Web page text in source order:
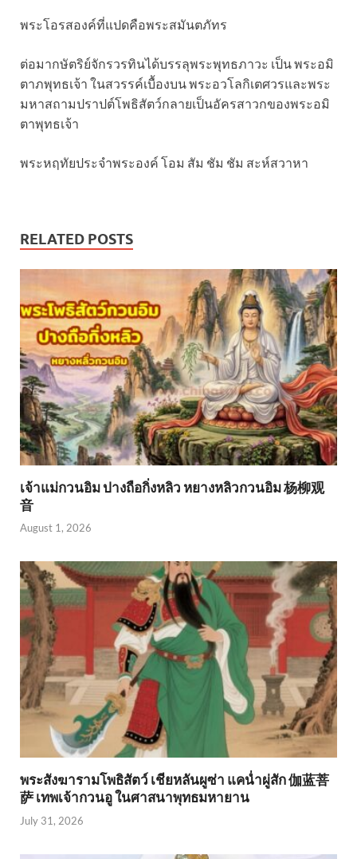
พระโอรสองค์ที่แปดคือพระสมันตภัทร
ต่อมากษัตริย์จักรวรทินได้บรรลุพระพุทธภาวะ เป็น พระอมิ
ตาภพุทธเจ้า ในสวรรค์เบื้องบน พระอวโลกิเตศวรและพระ
มหาสถามปราปต์โพธิสัตว์กลายเป็นอัครสาวกของพระอมิ
ตาพุทธเจ้า
พระหฤทัยประจำพระองค์​ โอม​ สัม​ ชัม​ ชัม​ สะห์สวาหา
RELATED POSTS
เจ้าแม่กวนอิม ปางถือกิ่งหลิว หยางหลิวกวนอิม 杨柳观
音
August 1, 2026
พระสังฆารามโพธิสัตว์ เชียหลันผูซ่า แคน่ำผู่สัก 伽蓝菩
萨 เทพเจ้ากวนอู ในศาสนาพุทธมหายาน
July 31, 2026